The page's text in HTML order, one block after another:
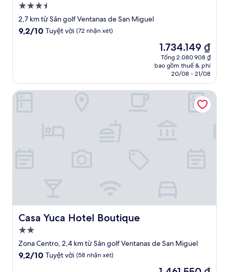
Nơi
lưu
trú
2,7 km từ Sân golf Ventanas de San Miguel
9.2
nhận
xét)
9,2/10 Tuyệt vời (72 nhận xét)
Giá
hiện
tại
1.734.149 ₫
1.734.149 ₫
Tổng 2.080.908 ₫
bao gồm thuế & phí
20/08 - 21/08
Casa Yuca Hotel Boutique
Casa Yuca Hotel Boutique
Nơi
lưu
trú
Zona Centro, 2,4 km từ Sân golf Ventanas de San Miguel
9.2
9,2/10 Tuyệt vời (58 nhận xét)
Giá
Casa Yuca Hotel Boutique